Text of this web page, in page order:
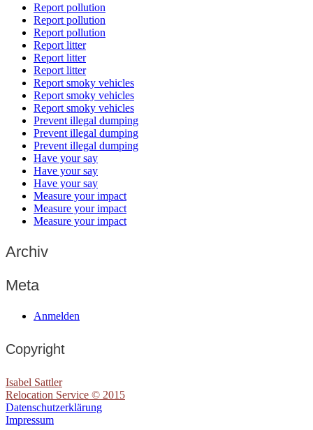
Report pollution
Report pollution
Report pollution
Report litter
Report litter
Report litter
Report smoky vehicles
Report smoky vehicles
Report smoky vehicles
Prevent illegal dumping
Prevent illegal dumping
Prevent illegal dumping
Have your say
Have your say
Have your say
Measure your impact
Measure your impact
Measure your impact
Archiv
Meta
Anmelden
Copyright
Isabel Sattler
Relocation Service © 2015
Datenschutzerklärung
Impressum